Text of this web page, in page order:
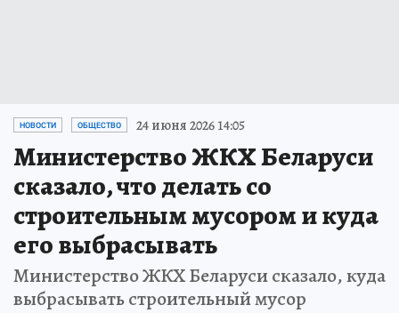
НОВОСТИ ОБЩЕСТВО 24 июня 2026 14:05
Министерство ЖКХ Беларуси
сказало, что делать со
строительным мусором и куда
его выбрасывать
Министерство ЖКХ Беларуси сказало, куда
выбрасывать строительный мусор